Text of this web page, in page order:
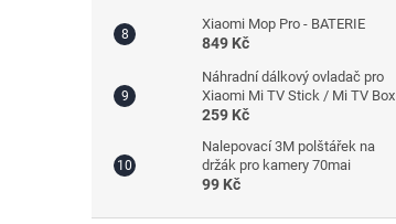
Xiaomi Mop Pro - BATERIE
849 Kč
Náhradní dálkový ovladač pro
Xiaomi Mi TV Stick / Mi TV Box
259 Kč
Nalepovací 3M polštářek na
držák pro kamery 70mai
99 Kč